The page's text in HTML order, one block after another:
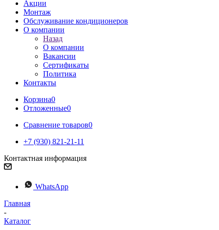
Акции
Монтаж
Обслуживание кондиционеров
О компании
Назад
О компании
Вакансии
Сертификаты
Политика
Контакты
Корзина0
Отложенные0
Сравнение товаров0
+7 (930) 821-21-11
Контактная информация
WhatsApp
Главная
-
Каталог